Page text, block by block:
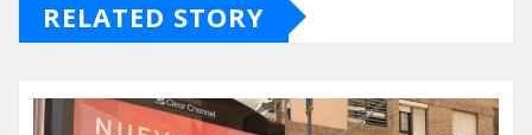
RELATED STORY